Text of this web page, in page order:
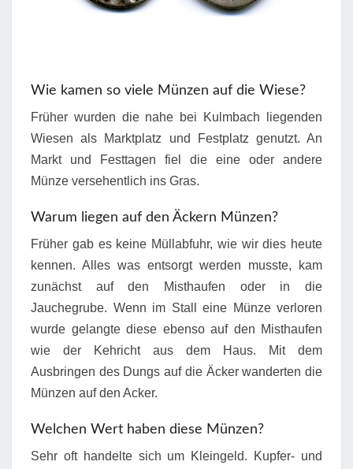
Wie kamen so viele Münzen auf die Wiese?
Früher wurden die nahe bei Kulmbach liegenden
Wiesen als Marktplatz und Festplatz genutzt. An
Markt und Festtagen fiel die eine oder andere
Münze versehentlich ins Gras.
Warum liegen auf den Äckern Münzen?
Früher gab es keine Müllabfuhr, wie wir dies heute
kennen. Alles was entsorgt werden musste, kam
zunächst auf den Misthaufen oder in die
Jauchegrube. Wenn im Stall eine Münze verloren
wurde gelangte diese ebenso auf den Misthaufen
wie der Kehricht aus dem Haus. Mit dem
Ausbringen des Dungs auf die Äcker wanderten die
Münzen auf den Acker.
Welchen Wert haben diese Münzen?
Sehr oft handelte sich um Kleingeld. Kupfer- und